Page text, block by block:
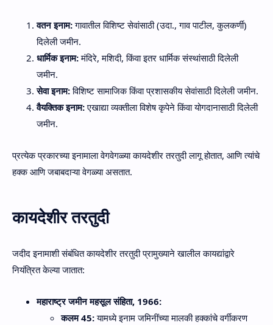
वतन इनाम:गावातील विशिष्ट सेवांसाठी (उदा., गाव पाटील, कुलकर्णी)
दिलेली जमीन.
धार्मिक इनाम:मंदिरे, मशिदी, किंवा इतर धार्मिक संस्थांसाठी दिलेली
जमीन.
सेवा इनाम:विशिष्ट सामाजिक किंवा प्रशासकीय सेवांसाठी दिलेली जमीन.
वैयक्तिक इनाम:एखाद्या व्यक्तीला विशेष कृपेने किंवा योगदानासाठी दिलेली
जमीन.
प्रत्येक प्रकारच्या इनामाला वेगवेगळ्या कायदेशीर तरतुदी लागू होतात, आणि त्यांचे
हक्क आणि जबाबदाऱ्या वेगळ्या असतात.
कायदेशीर तरतुदी
जदीद इनामाशी संबंधित कायदेशीर तरतुदी प्रामुख्याने खालील कायद्यांद्वारे
नियंत्रित केल्या जातात:
महाराष्ट्र जमीन महसूल संहिता, 1966:
कलम 45:यामध्ये इनाम जमिनींच्या मालकी हक्कांचे वर्गीकरण